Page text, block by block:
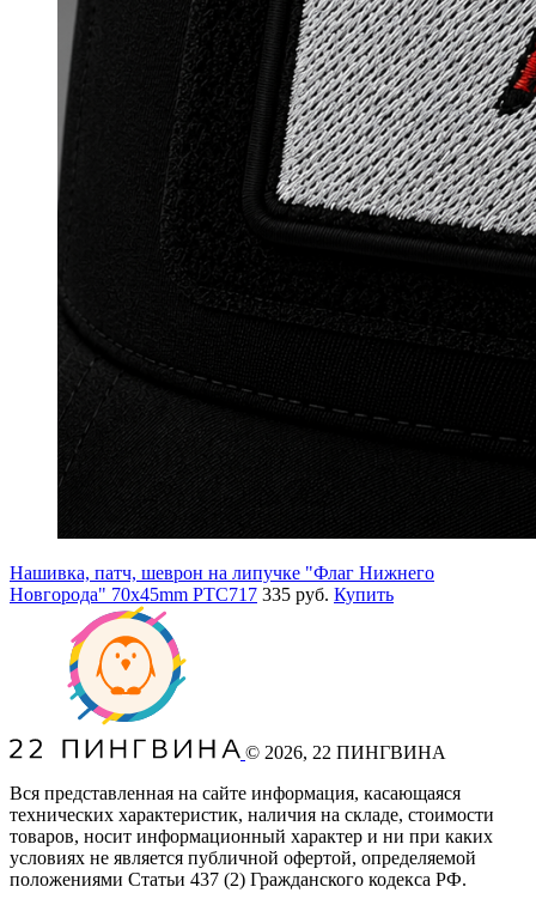
Нашивка, патч, шеврон на липучке "Флаг Нижнего
Новгорода" 70x45mm PTC717 335 руб. Купить
© 2026, 22 ПИНГВИНА
Вся представленная на сайте информация, касающаяся
технических характеристик, наличия на складе, стоимости
товаров, носит информационный характер и ни при каких
условиях не является публичной офертой, определяемой
положениями Статьи 437 (2) Гражданского кодекса РФ.